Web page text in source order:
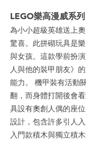
生活精品
LEGO樂高漫威系
為小小超級英雄送上
驚喜。此拼砌玩具是
與女孩。這款學前扮
人與他的裝甲朋友》
能力。 機甲裝有活動
翻，而身體打開後會
具設有奧創人偶的座
設計，包含許多引人
入門款積木與獨立積